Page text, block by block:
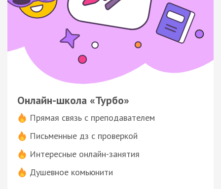
Онлайн-школа «Турбо»
Прямая связь с преподавателем
Письменные дз с проверкой
Интересные онлайн-занятия
Душевное комьюнити